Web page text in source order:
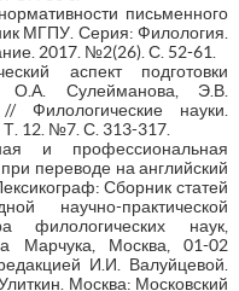
письменного
МГПУ. Серия: Филология.
2017. №2(26). С. 52-61.
аспект подготовки
О.А. Сулейманова, Э.В.
Филологические науки.
Т. 12. №7. С. 313-317.
и профессиональная
переводе на английский
Сборник статей
научно-практической
филологических наук,
Марчука, Москва, 01-02
И.И. Валуйцевой.
Москва: Московский